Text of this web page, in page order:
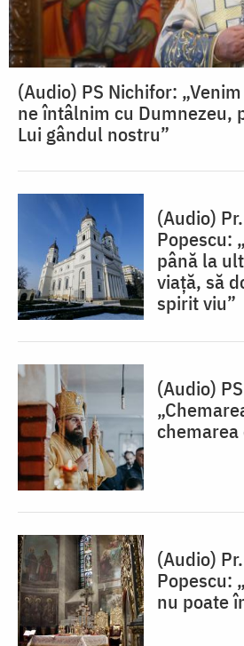
(Audio) PS Nichifor:
ne întâlnim cu Dumnezeu,
Lui gândul nostru”
(Audio)
Popescu:
până la
viață, să
spirit viu”
(Audio)
(Audio)
Popescu:
nu poate